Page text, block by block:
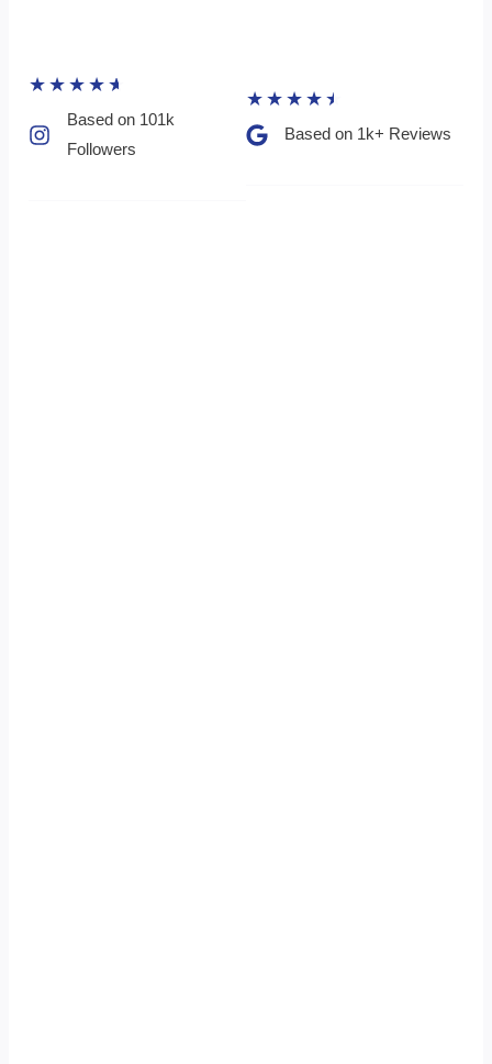
★ ★ ★ ★ ★
Based on 101k
Followers​
★ ★ ★ ★ ★
Based on 1k+ Reviews​